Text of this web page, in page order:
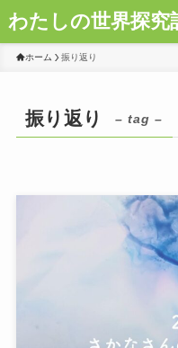
わたしの世界探究
ホーム 振り返り
振り返り – tag –